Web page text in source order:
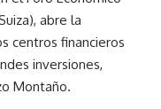
abre la
centros financieros
inversiones,
Montaño.